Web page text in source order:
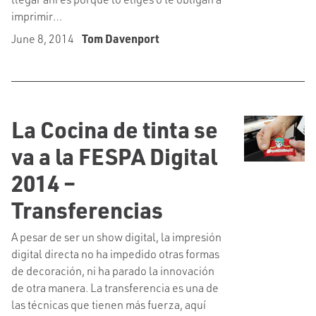
imprimir…
June 8, 2014 Tom Davenport
La Cocina de tinta se
va a la FESPA Digital
2014 –
Transferencias
A pesar de ser un show digital, la impresión
digital directa no ha impedido otras formas
de decoración, ni ha parado la innovación
de otra manera. La transferencia es una de
las técnicas que tienen más fuerza, aquí